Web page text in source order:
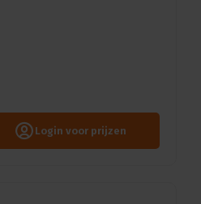
Login voor prijzen